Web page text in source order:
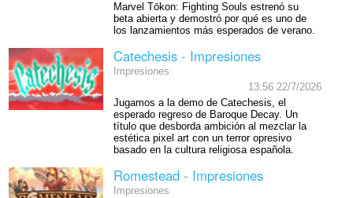
Marvel Tōkon: Fighting Souls estrenó su
beta abierta y demostró por qué es uno de
los lanzamientos más esperados de verano.
Catechesis - Impresiones
Impresiones
13:56 22/7/2026
Jugamos a la demo de Catechesis, el
esperado regreso de Baroque Decay. Un
título que desborda ambición al mezclar la
estética pixel art con un terror opresivo
basado en la cultura religiosa española.
Romestead - Impresiones
Impresiones